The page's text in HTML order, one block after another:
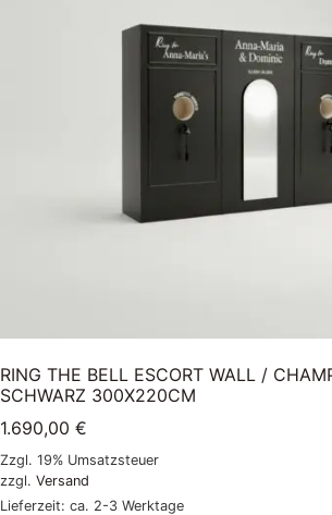
RING THE BELL ESCORT WALL /
SCHWARZ 300X220CM
1.690,00 €
Zzgl. 19% Umsatzsteuer
zzgl. Versand
Lieferzeit: ca. 2-3 Werktage